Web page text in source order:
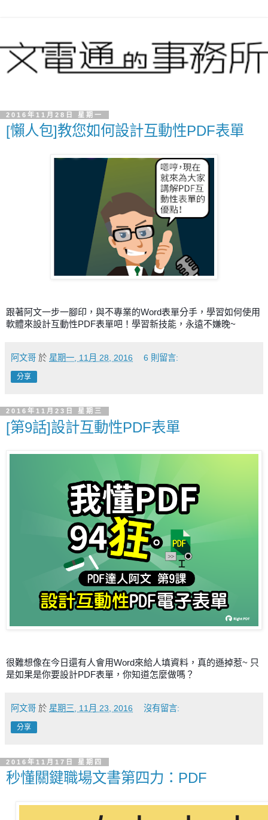
2016年11月28日 星期一
[懶人包]教您如何設計互動性PDF表單
跟著阿文一步一腳印，與不專業的Word表單分手，學習如何使用
軟體來設計互動性PDF表單吧！學習新技能，永遠不嫌晚~
阿文哥 於 星期一, 11月 28, 2016 6 則留言:
分享
2016年11月23日 星期三
[第9話]設計互動性PDF表單
很難想像在今日還有人會用Word來給人填資料，真的遜掉惹~ 只
是如果是你要設計PDF表單，你知道怎麼做嗎？
阿文哥 於 星期三, 11月 23, 2016 沒有留言:
分享
2016年11月17日 星期四
秒懂關鍵職場文書第四力：PDF